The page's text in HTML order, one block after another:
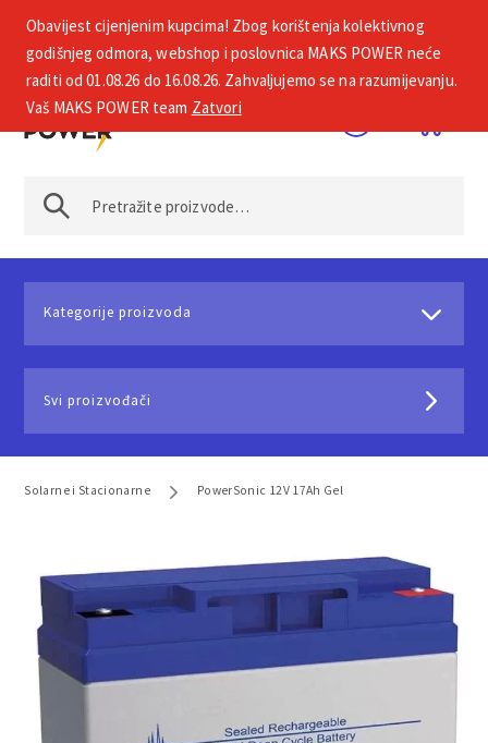
+385 1 2002 575
Kategorije proizvoda
Svi proizvođači
Solarne i Stacionarne PowerSonic 12V 17Ah Gel
Obavijest cijenjenim kupcima! Zbog korištenja kolektivnog
godišnjeg odmora, webshop i poslovnica MAKS POWER neće
raditi od 01.08.26 do 16.08.26. Zahvaljujemo se na razumijevanju.
Vaš MAKS POWER team Zatvori